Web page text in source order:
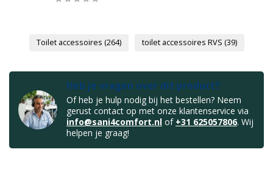
Toilet accessoires (264) toilet accessoires RVS (39)
Heb je vragen over dit product?
Of heb je hulp nodig bij het bestellen? Neem
gerust contact op met onze klantenservice via
info@sani4comfort.nl of +31 625057806. Wij
helpen je graag!